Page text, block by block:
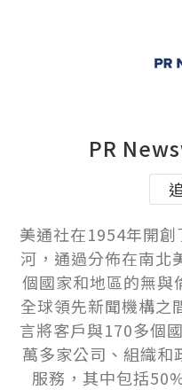
PR
美通社在1954年開
河，通過分佈在南北
個國家和地區的無與
全球領先新聞機構之
言將客戶與170多個
萬多家公司、組織和
服務，其中包括